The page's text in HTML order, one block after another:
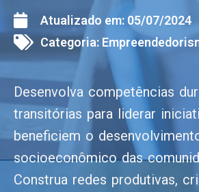
Atualizado em: 05/07/2024
Categoria:
Desenvolva competências
transitórias para liderar
beneficiem o
socioeconômico das
Construa redes produtivas,